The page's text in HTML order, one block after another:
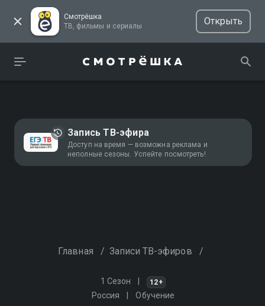
Смотрёшка
ТВ, фильмы и сериалы
Открыть
Запись ТВ-эфира
Доступ на время — возможна реклама и
неполные сезоны. Успейте посмотреть!
Главная / Записи ТВ-эфиров /
1 Сезон 12+
Россия Обучение